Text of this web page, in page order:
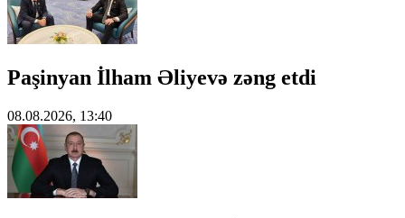
Paşinyan İlham Əliyevə zəng etdi
08.08.2026, 13:40